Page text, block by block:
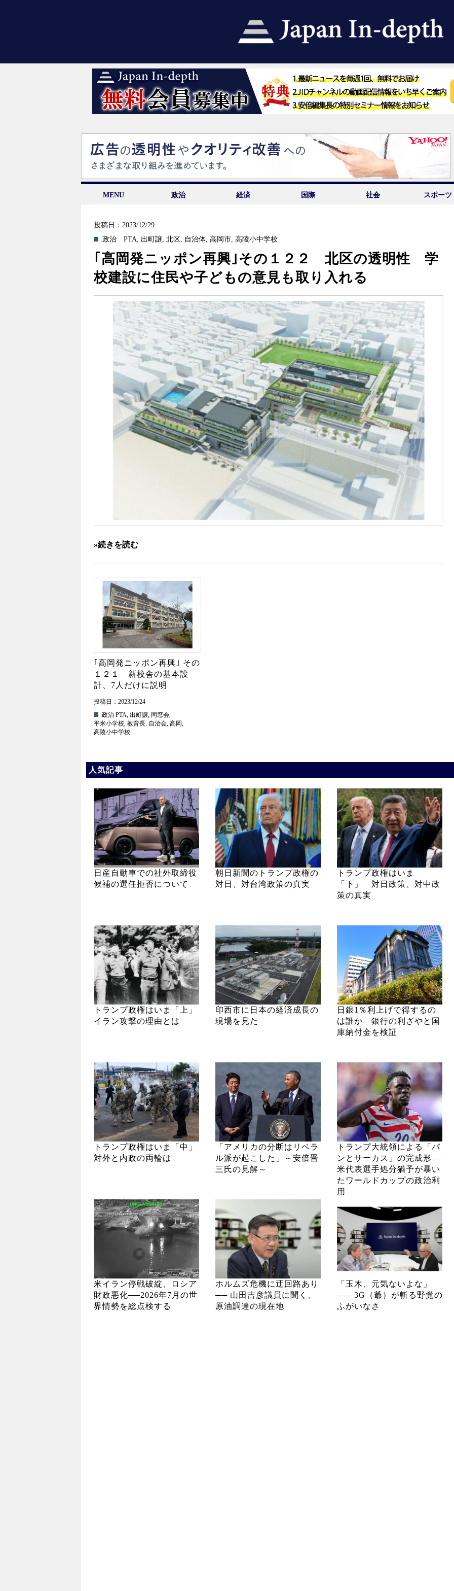
MENU 政治 経済 国際 社会 スポーツ
投稿日：2023/12/29
.政治
PTA,出町譲,北区 , 自治体,高岡市,高陵小中学校
｢高岡発ニッポン再興｣その１２２ 北区の透明性 学
校建設に住民や子どもの意見も取り入れる
»続きを読む
｢高岡発ニッポン再興｣ その
１２１ 新校舎の基本設
計、7人だけに説明
投稿日：2023/12/24
.政治 PTA, 出町譲, 同窓会,
平米小学校, 教育長, 自治会, 高岡,
高陵小中学校
人気記事
日産自動車での社外取締役
候補の選任拒否について
朝日新聞のトランプ政権の
対日、対台湾政策の真実
トランプ政権はいま
「下」 対日政策、対中政
策の真実
トランプ政権はいま「上」
イラン攻撃の理由とは
印西市に日本の経済成長の
現場を見た
日銀1％利上げで得するの
は誰か 銀行の利ざやと国
庫納付金を検証
トランプ政権はいま「中」
対外と内政の両輪は
「アメリカの分断はリベラ
ル派が起こした」～安倍晋
三氏の見解～
トランプ大統領による「パ
ンとサーカス」の完成形 ―
米代表選手処分猶予が暴い
たワールドカップの政治利
用
米イラン停戦破綻、ロシア
財政悪化──2026年7月の世
界情勢を総点検する
ホルムズ危機に迂回路あり
── 山田吉彦議員に聞く、
原油調達の現在地
「玉木、元気ないよな」
――3G（爺）が斬る野党の
ふがいなさ